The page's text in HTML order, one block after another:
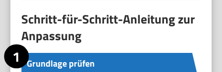
Schritt-für-Schritt-Anleitung zur
Anpassung
Grundlage prüfen